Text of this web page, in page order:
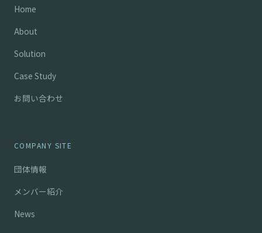
Home
About
Solution
Case Study
お問い合わせ
COMPANY SITE
団体情報
メンバー紹介
News